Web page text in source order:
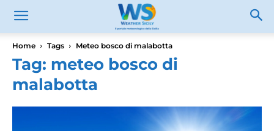
Home Tags Meteo bosco di malabotta
Tag: meteo bosco di
malabotta